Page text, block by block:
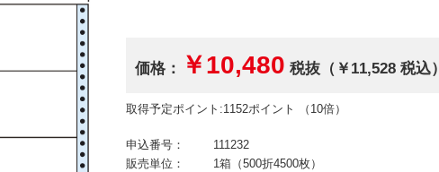
価格： ￥10,480 税抜（￥11,528 税込）
取得予定ポイント:1152ポイント （10倍）
申込番号：
111232
販売単位：
1箱（500折4500枚）